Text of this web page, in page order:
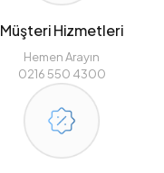
Müşteri Hizmetleri
Hemen Arayın
0216 550 4300